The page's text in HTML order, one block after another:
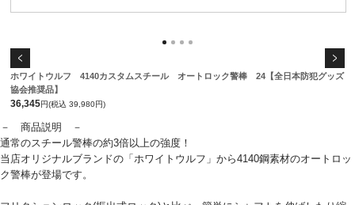
ホワイトウルフ 4140カスタムスチール オートロック警棒 24【全日本防犯グッズ
協会推奨品】
36,345円(税込 39,980円)
－ 商品説明 －
通常のスチール警棒の約3倍以上の強度！
当店オリジナルブランドの「ホワイトウルフ」から4140鋼素材のオートロッ
ク警棒が登場です。